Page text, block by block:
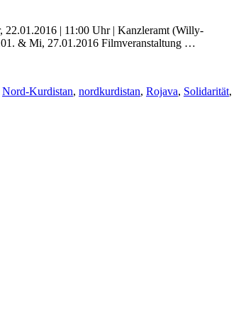
22.01.2016 | 11:00 Uhr | Kanzleramt (Willy-
& Mi, 27.01.2016 Filmveranstaltung …
Nord-Kurdistan, nordkurdistan, Rojava, Solidarität,